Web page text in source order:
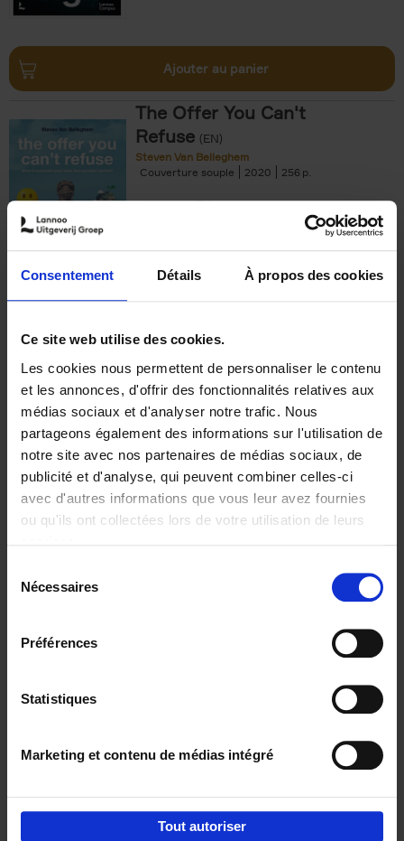
Consentement Détails À propos des cookies
Ce site web utilise des cookies.
Les cookies nous permettent de personnaliser le contenu
et les annonces, d'offrir des fonctionnalités relatives aux
médias sociaux et d'analyser notre trafic. Nous
partageons également des informations sur l'utilisation de
notre site avec nos partenaires de médias sociaux, de
publicité et d'analyse, qui peuvent combiner celles-ci
avec d'autres informations que vous leur avez fournies
ou qu'ils ont collectées lors de votre utilisation de leurs
Nécessaires
Préférences
Statistiques
Marketing et contenu de médias intégré
Tout autoriser
Ajouter au panier
The Offer You Can't
Refuse (EN)
Steven Van Belleghem
Couverture souple
2020 256
€37,50
Building Bonds = Building
Business
Jochen Roef Jozefien De Feyter
Carolien Boom
Couverture souple
2025 200
€29,99
Digital marketing like a PRO -
completely revised edition (EN)